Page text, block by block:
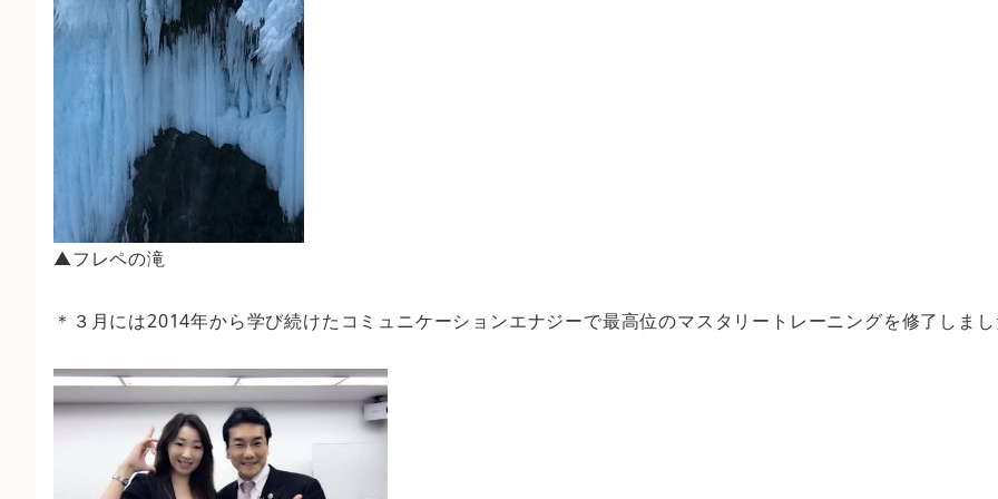
▲フレペの滝
＊３月には2014年から学び続けたコミュニケーションエナジーで最高位のマスタリートレーニングを修了しま